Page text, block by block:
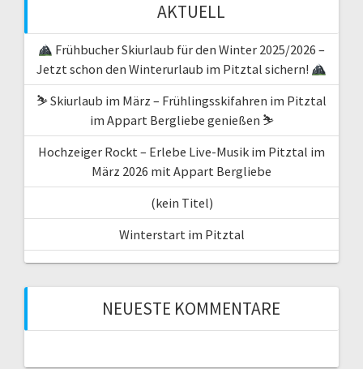
AKTUELL
Frühbucher Skiurlaub für den Winter 2025/2026 –
Jetzt schon den Winterurlaub im Pitztal sichern!
⛷️ Skiurlaub im März – Frühlingsskifahren im Pitztal
im Appart Bergliebe genießen ⛷️
Hochzeiger Rockt – Erlebe Live-Musik im Pitztal im
März 2026 mit Appart Bergliebe
(kein Titel)
Winterstart im Pitztal
NEUESTE KOMMENTARE